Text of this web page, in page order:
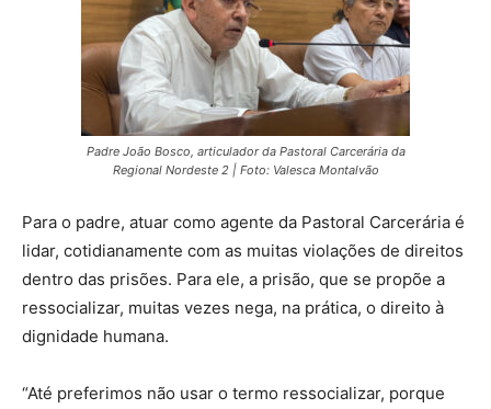
Padre João Bosco, articulador da Pastoral Carcerária da
Regional Nordeste 2 | Foto: Valesca Montalvão
Para o padre, atuar como agente da Pastoral Carcerária é
lidar, cotidianamente com as muitas violações de direitos
dentro das prisões. Para ele, a prisão, que se propõe a
ressocializar, muitas vezes nega, na prática, o direito à
dignidade humana.
“Até preferimos não usar o termo ressocializar, porque